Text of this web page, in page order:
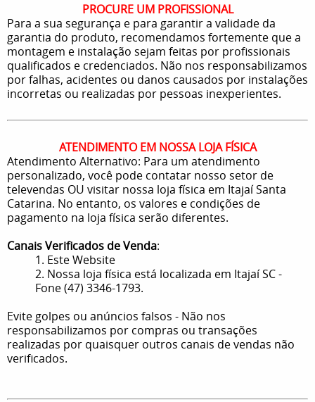
PROCURE UM PROFISSIONAL
Para a sua segurança e para garantir a validade da
garantia do produto, recomendamos fortemente que a
montagem e instalação sejam feitas por profissionais
qualificados e credenciados. Não nos responsabilizamos
por falhas, acidentes ou danos causados por instalações
incorretas ou realizadas por pessoas inexperientes.
ATENDIMENTO EM NOSSA LOJA FÍSICA
Atendimento Alternativo: Para um atendimento
personalizado, você pode contatar nosso setor de
televendas OU visitar nossa loja física em Itajaí Santa
Catarina. No entanto, os valores e condições de
pagamento na loja física serão diferentes.
Canais Verificados de Venda:
1. Este Website
2. Nossa loja física está localizada em Itajaí SC -
Fone (47) 3346-1793.
Evite golpes ou anúncios falsos - Não nos
responsabilizamos por compras ou transações
realizadas por quaisquer outros canais de vendas não
verificados.